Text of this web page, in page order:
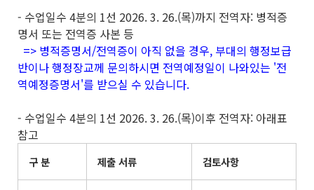
- 수업일수 4분의 1선 2026. 3. 26.(목)까지 전역자: 병적증
명서 또는 전역증 사본 등
=> 병적증명서/전역증이 아직 없을 경우, 부대의 행정보급
반이나 행정장교께 문의하시면 전역예정일이 나와있는 '전
역예정증명서'를 받으실 수 있습니다.
- 수업일수 4분의 1선 2026. 3. 26.(목)이후 전역자: 아래표
참고
구 분 제출 서류 검토사항